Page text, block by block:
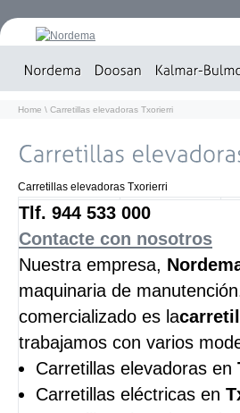
Home \ Carretillas elevadoras Txorierri
Carretillas elevadoras Txorierri
Tlf. 944 533 000
Contacte con nosotros
Nuestra empresa,
maquinaria de
comercializado es la
trabajamos con varios
Carretillas elevadoras en
Carretillas eléctricas en